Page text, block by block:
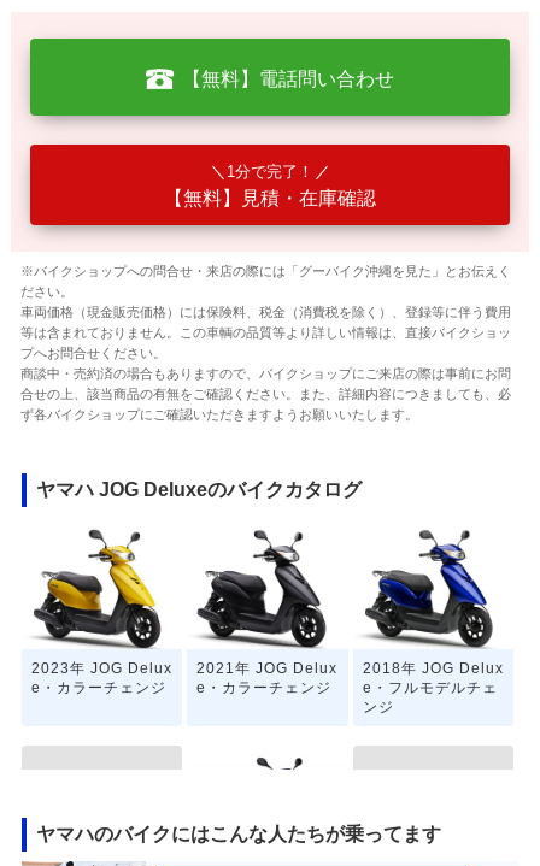
【無料】電話問い合わせ
1分で完了！
【無料】見積・在庫確認
※バイクショップへの問合せ・来店の際には「グーバイク沖縄を見た」とお伝えく
ださい。
車両価格（現金販売価格）には保険料、税金（消費税を除く）、登録等に伴う費用
等は含まれておりません。この車輌の品質等より詳しい情報は、直接バイクショッ
プへお問合せください。
商談中・売約済の場合もありますので、バイクショップにご来店の際は事前にお問
合せの上、該当商品の有無をご確認ください。また、詳細内容につきましても、必
ず各バイクショップにご確認いただきますようお願いいたします。
ヤマハ JOG Deluxeのバイクカタログ
2023年 JOG Delux
e・カラーチェンジ
2021年 JOG Delux
e・カラーチェンジ
2018年 JOG Delux
e・フルモデルチェ
ンジ
ヤマハのバイクにはこんな人たちが乗ってます